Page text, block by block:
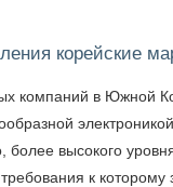
корейские
компаний в Южной
более высокого
к которому